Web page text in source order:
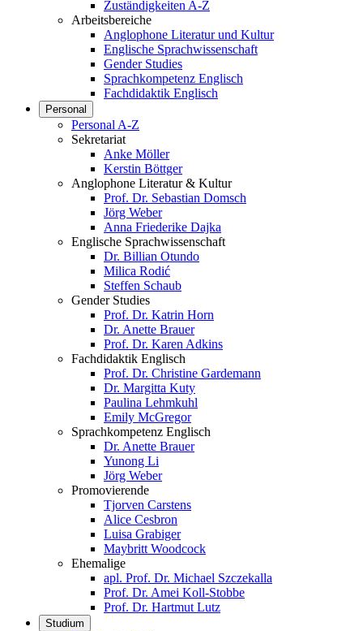
Zuständigkeiten A-Z
Arbeitsbereiche
Anglophone Literatur und Kultur
Englische Sprachwissenschaft
Gender Studies
Sprachkompetenz Englisch
Fachdidaktik Englisch
Personal
Personal A-Z
Sekretariat
Anke Möller
Kerstin Böttger
Anglophone Literatur & Kultur
Prof. Dr. Sebastian Domsch
Jörg Weber
Anna Friederike Dajka
Englische Sprachwissenschaft
Dr. Billian Otundo
Milica Rodić
Steffen Schaub
Gender Studies
Prof. Dr. Katrin Horn
Dr. Anette Brauer
Prof. Dr. Karen Adkins
Fachdidaktik Englisch
Prof. Dr. Christine Gardemann
Dr. Margitta Kuty
Paulina Lehmkuhl
Emily McGregor
Sprachkompetenz Englisch
Dr. Anette Brauer
Yunong Li
Jörg Weber
Promovierende
Tjorven Carstens
Alice Cesbron
Luisa Grabiger
Maybritt Woodcock
Ehemalige
apl. Prof. Dr. Michael Szczekalla
Prof. Dr. Amei Koll-Stobbe
Prof. Dr. Hartmut Lutz
Studium